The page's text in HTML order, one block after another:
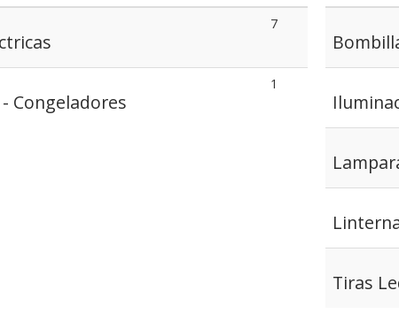
7
Congeladores
1
Tiras